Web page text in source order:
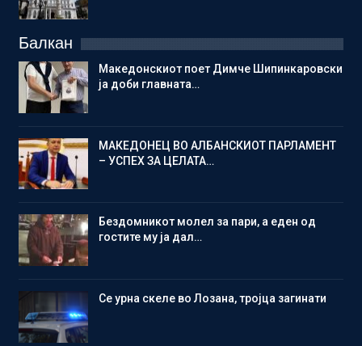
Балкан
Македонскиот поет Димче Шипинкаровски
ја доби главната…
МАКЕДОНЕЦ ВО АЛБАНСКИОТ ПАРЛАМЕНТ
– УСПЕХ ЗА ЦЕЛАТА…
Бездомникот молел за пари, а еден од
гостите му ја дал…
Се урна скеле во Лозана, тројца загинати